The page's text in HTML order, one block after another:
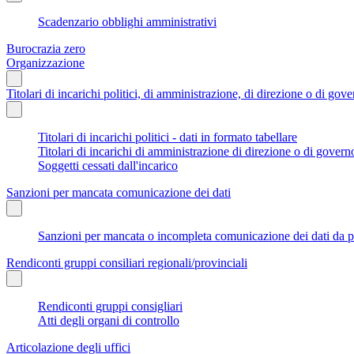
Scadenzario obblighi amministrativi
Burocrazia zero
Organizzazione
Titolari di incarichi politici, di amministrazione, di direzione o di
Titolari di incarichi politici - dati in formato tabellare
Titolari di incarichi di amministrazione di direzione o di
Soggetti cessati dall'incarico
Sanzioni per mancata comunicazione dei dati
Sanzioni per mancata o incompleta comunicazione dei dati
Rendiconti gruppi consiliari regionali/provinciali
Rendiconti gruppi consigliari
Atti degli organi di controllo
Articolazione degli uffici